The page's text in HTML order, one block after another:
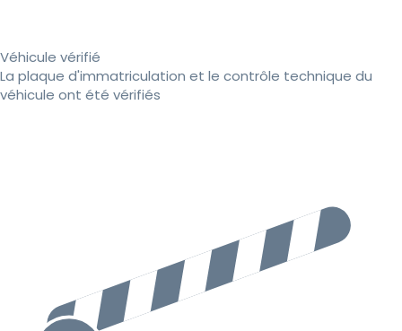
Véhicule vérifié
La plaque d'immatriculation et le contrôle technique du
véhicule ont été vérifiés